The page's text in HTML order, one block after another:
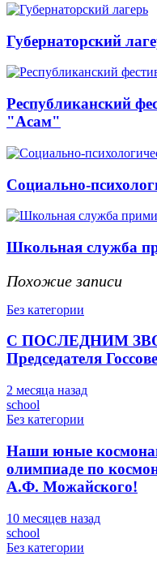
Губернаторский
Республиканский
"Асам"
Социально-
Школьная служба
Похожие записи
Без категории
С ПОСЛЕДНИМ
Председателя
2 месяца назад
school
Без категории
Наши юные
олимпиаде по
А.Ф. Можайского!
10 месяцев назад
school
Без категории